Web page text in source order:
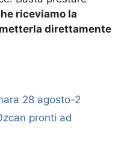
riceviamo la
direttamente
28 agosto-2
pronti ad